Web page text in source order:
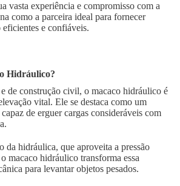
vasta experiência e compromisso com a
como a parceira ideal para fornecer
eficientes e confiáveis.
Hidráulico?
de construção civil, o macaco hidráulico é
vital. Ele se destaca como um
de erguer cargas consideráveis com
hidráulica, que aproveita a pressão
macaco hidráulico transforma essa
para levantar objetos pesados.